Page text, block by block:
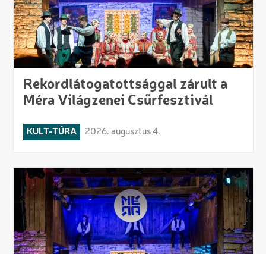
Rekordlátogatottsággal zárult a
Méra Világzenei Csűrfesztivál
KULT-TÚRA 2026. augusztus 4.